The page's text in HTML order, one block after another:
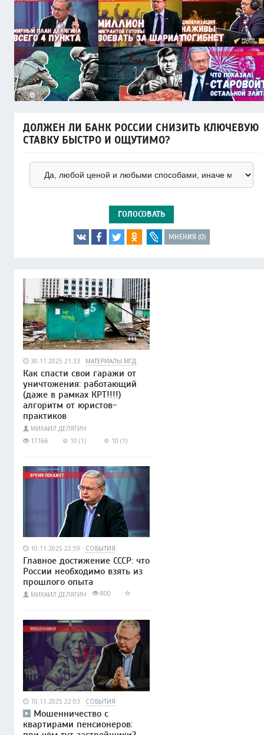
ДОЛЖЕН ЛИ БАНК РОССИИ СНИЗИТЬ КЛЮЧЕВУЮ
СТАВКУ БЫСТРО И ОЩУТИМО?
ГОЛОСОВАТЬ
МНЕНИЯ (0)
30.11.2025 21:33 МАТЕРИАЛЫ МГД
Как спасти свои гаражи от
уничтожения: работающий
(даже в рамках КРТ!!!!)
алгоритм от юристов-
практиков
МИХАИЛ ДЕЛЯГИН
17166
10 (1) 10 (1)
10.11.2025 22:59 СОБЫТИЯ
Главное достижение СССР: что
России необходимо взять из
прошлого опыта
МИХАИЛ ДЕЛЯГИН 800
10.11.2025 22:03 СОБЫТИЯ
Мошенничество с
квартирами пенсионеров: